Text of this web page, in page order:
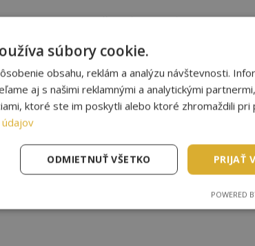
som mala možnosť spoznať ju aj z tej
ako každý Pražák, ale fotila som si všetko
tak sa túlať uličkami, objavovať nové
Kutná hora, alebo Karlštejn.
súbory cookie.
obsahu, reklám a analýzu návštevnosti.
aj s našimi reklamnými a analytickými
ktoré ste im poskytli alebo ktoré zhromaždili pri
PRIJAŤ
ODMIETNUŤ VŠETKO
POWERED